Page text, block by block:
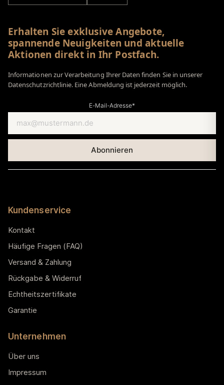
Erhalten Sie exklusive Angebote,
spannende Neuigkeiten und aktuelle
Aktionen direkt in Ihr Postfach.
Informationen zur Verarbeitung Ihrer Daten finden Sie in unserer
Datenschutzrichtlinie. Eine Abmeldung ist jederzeit möglich.
E-Mail-Adresse*
Kundenservice
Kontakt
Häufige Fragen (FAQ)
Versand & Zahlung
Rückgabe & Widerruf
Echtheitszertifikate
Garantie
Unternehmen
Über uns
Impressum